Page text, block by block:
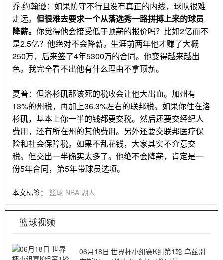
乔·约翰逊：如果防守不行且没有真正的内线，球队很难
走远。 但很难去要求一个从落选秀一路拼搏上来的球员
降薪。 你觉得他会接受低于顶薪的报价吗？比如2亿而不
是2.5亿？他绝对不会降薪。生涯前两年他才赚了大概
250万，后来签了4年5300万的合同。他变得越来越出
色。我完全看不出他有什么理由不拿顶薪。
夏普：但洛杉矶那该死的税收会让他大出血。加州有
13%的州税，再加上36.3%左右的联邦税。如果你住在洛
杉矶，基本上你一半的钱都要交税。然后还要交经纪人
费用，还有所在州的其他费用。另外还要交联邦医疗保
险和社会保障税。如果不乱花钱，大家其实不介意交
税。但交出一半确实太多了。他绝不会降薪，肯定是一
份5年合同，第5年带球员选项。
本文标签： 篮球 NBA 湖人
篮球视频
06月18日 世界杯小组赛K组第1轮 乌兹别